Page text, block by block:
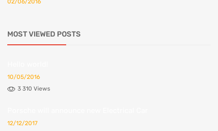
02/06/2016
MOST VIEWED POSTS
10/05/2016
3 310 Views
12/12/2017